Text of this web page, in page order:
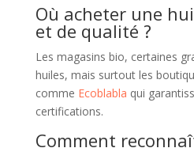
Où acheter une
et de qualité ?
Les magasins bio, certaines
huiles, mais surtout les
comme Ecoblabla qui
certifications.
Comment